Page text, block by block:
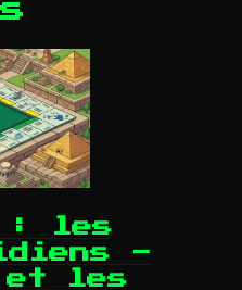
: les
-
et les